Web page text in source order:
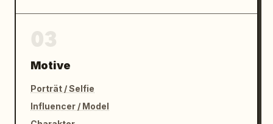
Motive
Porträt / Selfie
Influencer / Model